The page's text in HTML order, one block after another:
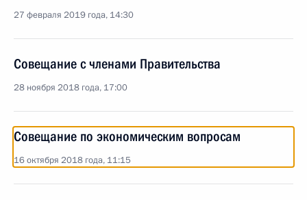
27 февраля 2019 года, 14:30
Совещание с членами Правительства
28 ноября 2018 года, 17:00
Совещание по экономическим вопросам
16 октября 2018 года, 11:15